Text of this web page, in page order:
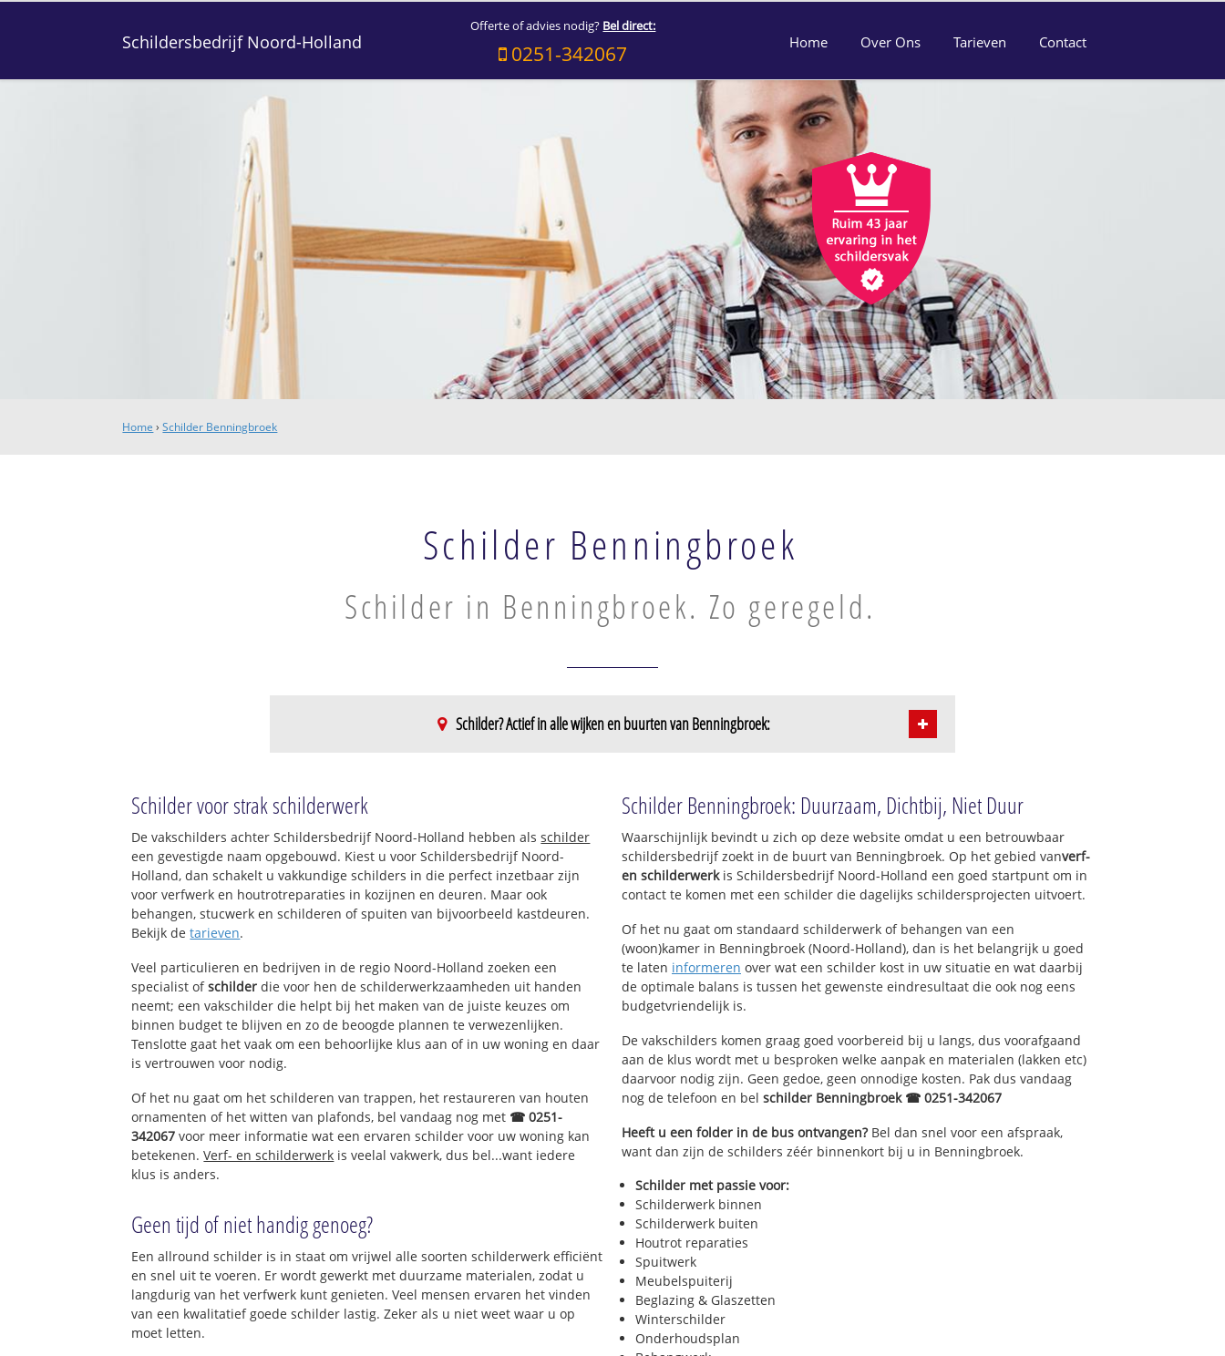
Schildersbedrijf Noord-Holland
Offerte of advies nodig? Bel direct:
0251-342067 Home Over Ons Tarieven Contact
Home ›Schilder Benningbroek
Schilder Benningbroek
Schilder in Benningbroek. Zo geregeld.
Schilder? Actief in alle wijken en buurten van Benningbroek:
Benningbroek-West
Benningbroek-Oost
Schilder voor strak schilderwerk
De vakschilders achter Schildersbedrijf Noord-Holland hebben alsschilder
een gevestigde naam opgebouwd. Kiest u voor Schildersbedrijf Noord-
Holland, dan schakelt u vakkundige schilders in die perfect inzetbaar zijn
voor verfwerk en houtrotreparaties in kozijnen en deuren. Maar ook
behangen, stucwerk en schilderen of spuiten van bijvoorbeeld kastdeuren.
Bekijk detarieven.
Veel particulieren en bedrijven in de regio Noord-Holland zoeken een
specialist ofschilder die voor hen de schilderwerkzaamheden uit handen
neemt; een vakschilder die helpt bij het maken van de juiste keuzes om
binnen budget te blijven en zo de beoogde plannen te verwezenlijken.
Tenslotte gaat het vaak om een behoorlijke klus aan of in uw woning en daar
is vertrouwen voor nodig.
Of het nu gaat om het schilderen van trappen, het restaureren van houten
ornamenten of het witten van plafonds, bel vandaag nog met ☎ 0251-
342067 voor meer informatie wat een ervaren schilder voor uw woning kan
betekenen.Verf- en schilderwerk is veelal vakwerk, dus bel...want iedere
klus is anders.
Geen tijd of niet handig genoeg?
Een allround schilder is in staat om vrijwel alle soorten schilderwerk efficiënt
en snel uit te voeren. Er wordt gewerkt met duurzame materialen, zodat u
langdurig van het verfwerk kunt genieten. Veel mensen ervaren het vinden
van een kwalitatief goede schilder lastig. Zeker als u niet weet waar u op
moet letten.
Schilder Benningbroek: Duurzaam, Dichtbij, Niet Duur
Waarschijnlijk bevindt u zich op deze website omdat u een betrouwbaar
schildersbedrijf zoekt in de buurt van Benningbroek. Op het gebied vanverf-
en schilderwerkis Schildersbedrijf Noord-Holland een goed startpunt om in
contact te komen met een schilder die dagelijks schildersprojecten uitvoert.
Of het nu gaat om standaard schilderwerk of behangen van een
(woon)kamer in Benningbroek (Noord-Holland), dan is het belangrijk u goed
te laten informeren over wat een schilder kost in uw situatie en wat daarbij
de optimale balans is tussen het gewenste eindresultaat die ook nog eens
budgetvriendelijk is.
De vakschilders komen graag goed voorbereid bij u langs, dus voorafgaand
aan de klus wordt met u besproken welke aanpak en materialen (lakken etc)
daarvoor nodig zijn. Geen gedoe, geen onnodige kosten. Pak dus vandaag
nog de telefoon en bel schilder Benningbroek ☎ 0251-342067
Heeft u een folder in de bus ontvangen?Bel dan snel voor een afspraak,
want dan zijn de schilders zéér binnenkort bij u in Benningbroek.
Schilder met passie voor:
Schilderwerk binnen
Schilderwerk buiten
Houtrot reparaties
Spuitwerk
Meubelspuiterij
Beglazing & Glaszetten
Winterschilder
Onderhoudsplan